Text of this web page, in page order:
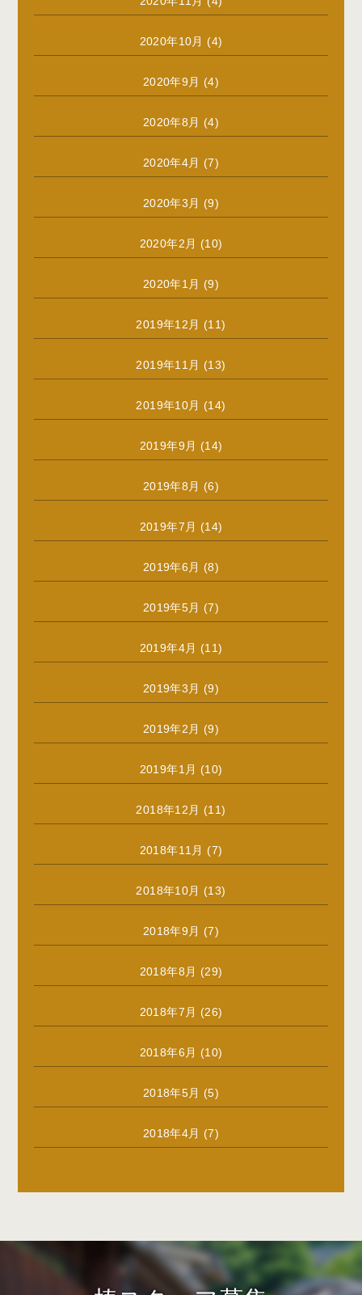
2020年10月 (4)
2020年9月 (4)
2020年8月 (4)
2020年4月 (7)
2020年3月 (9)
2020年2月 (10)
2020年1月 (9)
2019年12月 (11)
2019年11月 (13)
2019年10月 (14)
2019年9月 (14)
2019年8月 (6)
2019年7月 (14)
2019年6月 (8)
2019年5月 (7)
2019年4月 (11)
2019年3月 (9)
2019年2月 (9)
2019年1月 (10)
2018年12月 (11)
2018年11月 (7)
2018年10月 (13)
2018年9月 (7)
2018年8月 (29)
2018年7月 (26)
2018年6月 (10)
2018年5月 (5)
2018年4月 (7)